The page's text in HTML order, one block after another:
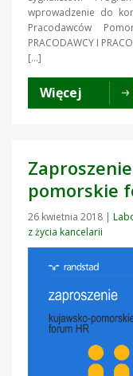
wprowadzenie do
Pracodawców
PRACODAWCY I
[…]
Więcej
pomorskie
26 kwietnia 2018 |
z życia kancelarii